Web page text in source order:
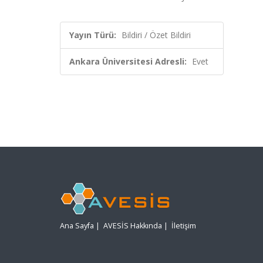
Yayın Türü: Bildiri / Özet Bildiri
Ankara Üniversitesi Adresli: Evet
Ana Sayfa | AVESİS Hakkında | İletişim